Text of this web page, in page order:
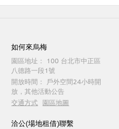
如何來烏梅
園區地址：
100 台北市中正區
八德路一段1號
開放時間：
戶外空間24小時開
放，其他活動公告
交通方式 園區地圖
洽公(場地租借)聯繫